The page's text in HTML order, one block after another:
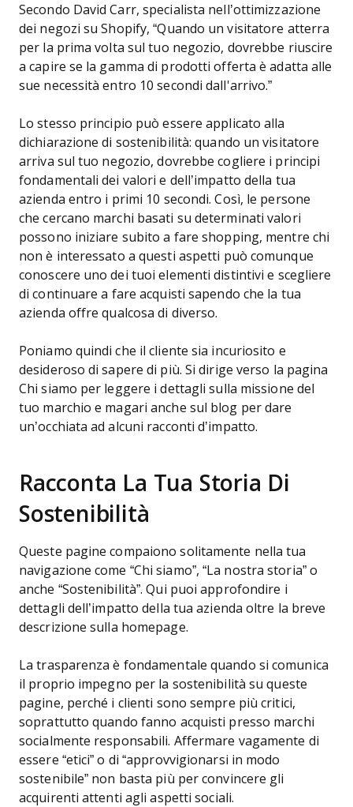
Secondo David Carr, specialista nell’ottimizzazione
dei negozi su Shopify, “Quando un visitatore atterra
per la prima volta sul tuo negozio, dovrebbe riuscire
a capire se la gamma di prodotti offerta è adatta alle
sue necessità entro 10 secondi dall'arrivo.”
Lo stesso principio può essere applicato alla
dichiarazione di sostenibilità: quando un visitatore
arriva sul tuo negozio, dovrebbe cogliere i principi
fondamentali dei valori e dell’impatto della tua
azienda entro i primi 10 secondi. Così, le persone
che cercano marchi basati su determinati valori
possono iniziare subito a fare shopping, mentre chi
non è interessato a questi aspetti può comunque
conoscere uno dei tuoi elementi distintivi e scegliere
di continuare a fare acquisti sapendo che la tua
azienda offre qualcosa di diverso.
Poniamo quindi che il cliente sia incuriosito e
desideroso di sapere di più. Si dirige verso la pagina
Chi siamo per leggere i dettagli sulla missione del
tuo marchio e magari anche sul blog per dare
un’occhiata ad alcuni racconti d’impatto.
Racconta La Tua Storia Di
Sostenibilità
Queste pagine compaiono solitamente nella tua
navigazione come “Chi siamo”, “La nostra storia” o
anche “Sostenibilità”. Qui puoi approfondire i
dettagli dell’impatto della tua azienda oltre la breve
descrizione sulla homepage.
La trasparenza è fondamentale quando si comunica
il proprio impegno per la sostenibilità su queste
pagine, perché i clienti sono sempre più critici,
soprattutto quando fanno acquisti presso marchi
socialmente responsabili. Affermare vagamente di
essere “etici” o di “approvvigionarsi in modo
sostenibile” non basta più per convincere gli
acquirenti attenti agli aspetti sociali.